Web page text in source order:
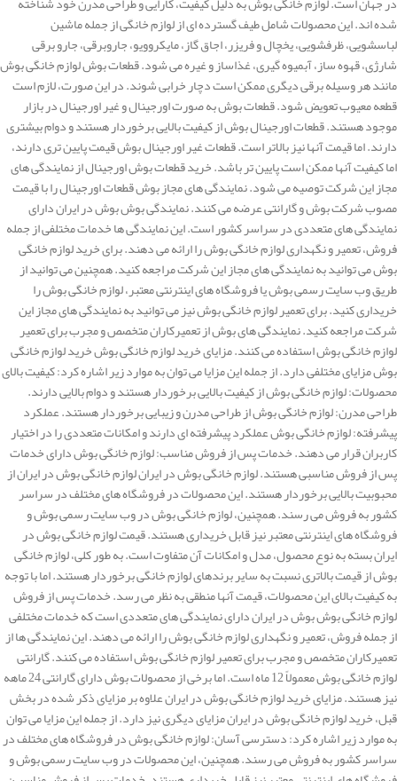
شده اند. این محصولات شامل طیف گسترده ای از لوازم خانگی از جمله ماشین
لباسشویی، ظرفشویی، یخچال و فریزر، اجاق گاز، مایکروویو، جاروبرقی، جارو برقی
شارژی، قهوه ساز، آبمیوه گیری، غذاساز و غیره می شود. قطعات بوش لوازم خانگی بوش
مانند هر وسیله برقی دیگری ممکن است دچار خرابی شوند. در این صورت، لازم است
قطعه معیوب تعویض شود. قطعات بوش به صورت اورجینال و غیر اورجینال در بازار
موجود هستند. قطعات اورجینال بوش از کیفیت بالایی برخوردار هستند و دوام بیشتری
دارند. اما قیمت آنها نیز بالاتر است. قطعات غیر اورجینال بوش قیمت پایین تری دارند،
اما کیفیت آنها ممکن است پایین تر باشد. خرید قطعات بوش اورجینال از نمایندگی های
مجاز این شرکت توصیه می شود. نمایندگی های مجاز بوش قطعات اورجینال را با قیمت
مصوب شرکت بوش و گارانتی عرضه می کنند. نمایندگی بوش بوش در ایران دارای
نمایندگی های متعددی در سراسر کشور است. این نمایندگی ها خدمات مختلفی از جمله
فروش، تعمیر و نگهداری لوازم خانگی بوش را ارائه می دهند. برای خرید لوازم خانگی
بوش می توانید به نمایندگی های مجاز این شرکت مراجعه کنید. همچنین می توانید از
طریق وب سایت رسمی بوش یا فروشگاه های اینترنتی معتبر، لوازم خانگی بوش را
خریداری کنید. برای تعمیر لوازم خانگی بوش نیز می توانید به نمایندگی های مجاز این
شرکت مراجعه کنید. نمایندگی های بوش از تعمیرکاران متخصص و مجرب برای تعمیر
لوازم خانگی بوش استفاده می کنند. مزایای خرید لوازم خانگی بوش خرید لوازم خانگی
بوش مزایای مختلفی دارد. از جمله این مزایا می توان به موارد زیر اشاره کرد: کیفیت بالای
محصولات: لوازم خانگی بوش از کیفیت بالایی برخوردار هستند و دوام بالایی دارند.
طراحی مدرن: لوازم خانگی بوش از طراحی مدرن و زیبایی برخوردار هستند. عملکرد
پیشرفته: لوازم خانگی بوش عملکرد پیشرفته ای دارند و امکانات متعددی را در اختیار
کاربران قرار می دهند. خدمات پس از فروش مناسب: لوازم خانگی بوش دارای خدمات
پس از فروش مناسبی هستند. لوازم خانگی بوش در ایران لوازم خانگی بوش در ایران از
محبوبیت بالایی برخوردار هستند. این محصولات در فروشگاه های مختلف در سراسر
کشور به فروش می رسند. همچنین، لوازم خانگی بوش در وب سایت رسمی بوش و
فروشگاه های اینترنتی معتبر نیز قابل خریداری هستند. قیمت لوازم خانگی بوش در
ایران بسته به نوع محصول، مدل و امکانات آن متفاوت است. به طور کلی، لوازم خانگی
بوش از قیمت بالاتری نسبت به سایر برندهای لوازم خانگی برخوردار هستند. اما با توجه
به کیفیت بالای این محصولات، قیمت آنها منطقی به نظر می رسد. خدمات پس از فروش
لوازم خانگی بوش بوش در ایران دارای نمایندگی های متعددی است که خدمات مختلفی
از جمله فروش، تعمیر و نگهداری لوازم خانگی بوش را ارائه می دهند. این نمایندگی ها از
تعمیرکاران متخصص و مجرب برای تعمیر لوازم خانگی بوش استفاده می کنند. گارانتی
لوازم خانگی بوش معمولاً 12 ماه است. اما برخی از محصولات بوش دارای گارانتی 24 ماهه
نیز هستند. مزایای خرید لوازم خانگی بوش در ایران علاوه بر مزایای ذکر شده در بخش
قبل، خرید لوازم خانگی بوش در ایران مزایای دیگری نیز دارد. از جمله این مزایا می توان
به موارد زیر اشاره کرد: دسترسی آسان: لوازم خانگی بوش در فروشگاه های مختلف در
سراسر کشور به فروش می رسند. همچنین، این محصولات در وب سایت رسمی بوش و